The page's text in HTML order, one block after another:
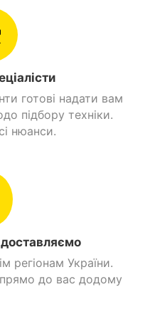
готові надати вам
підбору техніки.
нюанси.
регіонам України.
до вас додому